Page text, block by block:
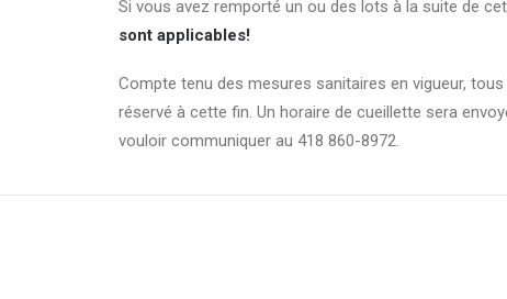
Si vous avez remporté un ou des lots à la suite de
sont applicables!
Compte tenu des mesures sanitaires en vigueur,
réservé à cette fin. Un horaire de cueillette sera
vouloir communiquer au 418 860-8972.